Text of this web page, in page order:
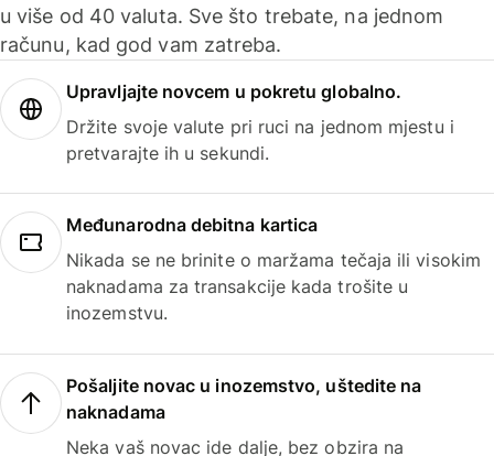
u više od 40 valuta. Sve što trebate, na jednom
računu, kad god vam zatreba.
Upravljajte novcem u pokretu globalno.
Držite svoje valute pri ruci na jednom mjestu i
pretvarajte ih u sekundi.
Međunarodna debitna kartica
Nikada se ne brinite o maržama tečaja ili visokim
naknadama za transakcije kada trošite u
inozemstvu.
Pošaljite novac u inozemstvo, uštedite na
naknadama
Neka vaš novac ide dalje, bez obzira na